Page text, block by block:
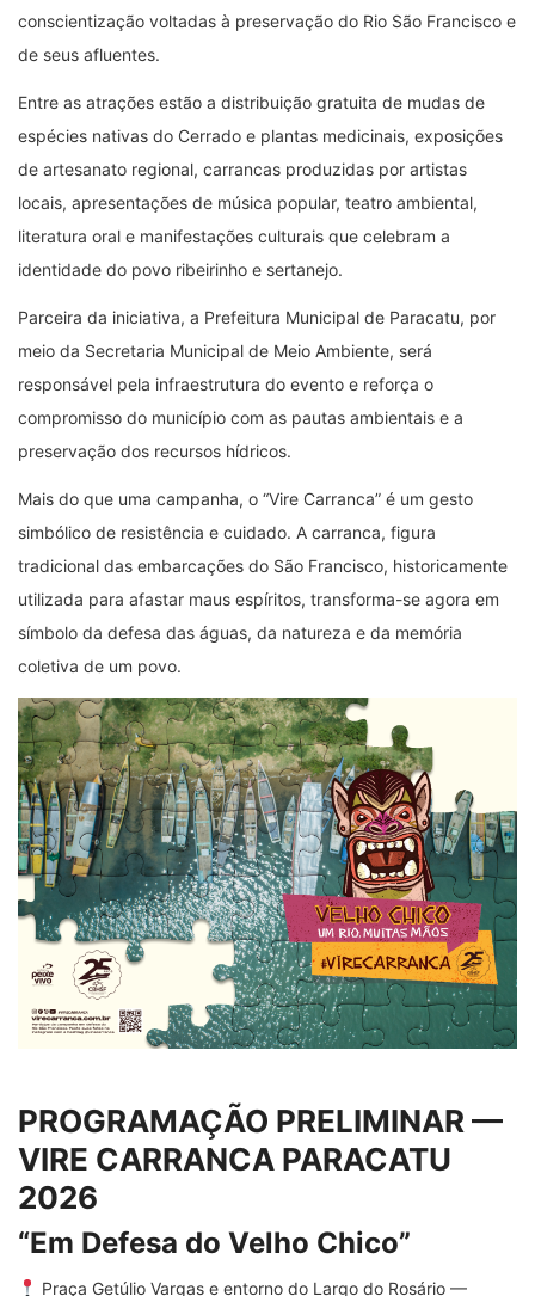
conscientização voltadas à preservação do Rio São Francisco e
de seus afluentes.
Entre as atrações estão a distribuição gratuita de mudas de
espécies nativas do Cerrado e plantas medicinais, exposições
de artesanato regional, carrancas produzidas por artistas
locais, apresentações de música popular, teatro ambiental,
literatura oral e manifestações culturais que celebram a
identidade do povo ribeirinho e sertanejo.
Parceira da iniciativa, a Prefeitura Municipal de Paracatu, por
meio da Secretaria Municipal de Meio Ambiente, será
responsável pela infraestrutura do evento e reforça o
compromisso do município com as pautas ambientais e a
preservação dos recursos hídricos.
Mais do que uma campanha, o “Vire Carranca” é um gesto
simbólico de resistência e cuidado. A carranca, figura
tradicional das embarcações do São Francisco, historicamente
utilizada para afastar maus espíritos, transforma-se agora em
símbolo da defesa das águas, da natureza e da memória
coletiva de um povo.
PROGRAMAÇÃO PRELIMINAR —
VIRE CARRANCA PARACATU
2026
“Em Defesa do Velho Chico”
Praça Getúlio Vargas e entorno do Largo do Rosário —